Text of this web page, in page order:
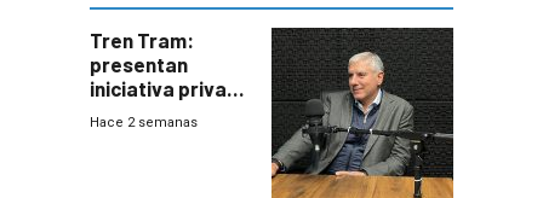
Tren Tram:
presentan
iniciativa privada
para una red de
Hace 2 semanas